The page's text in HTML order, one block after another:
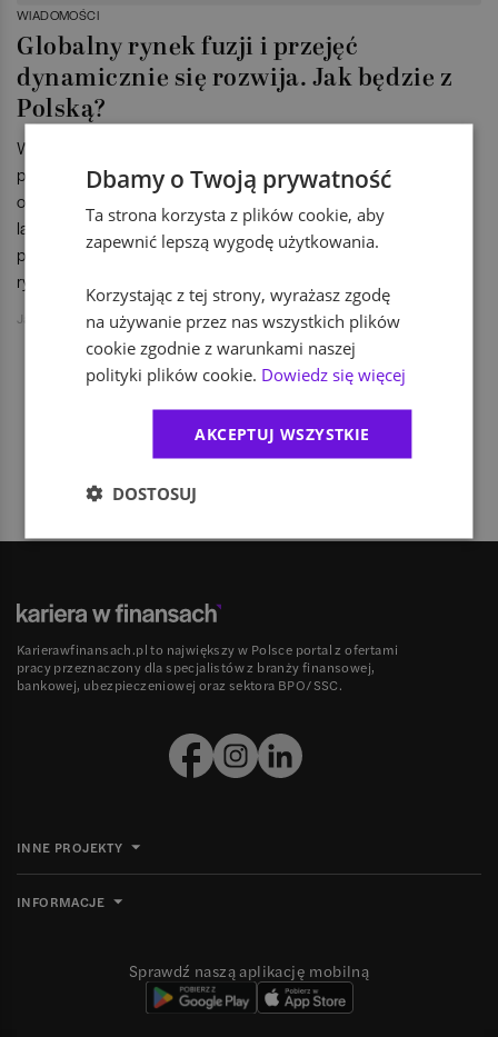
WIADOMOŚCI
Globalny rynek fuzji i przejęć
dynamicznie się rozwija. Jak będzie z
Polską?
W ubiegłym roku zawarto ponad 3,2 tys. transakcji fuzji i
przejęć o wartości 3,12 bln dolarów, co oznacza wzrosty
odpowiednio o 45 proc. i 70 proc. To najlepszy rok od ośmiu
lat, a transakcjom sprzyjało środowisko niskich stóp
procentowych, dostępność do finansowania i stabilność na
rynkach finansowych.
Jakub Jański
1
Karierawfinansach.pl to największy w Polsce portal z ofertami
pracy przeznaczony dla specjalistów z branży finansowej,
bankowej, ubezpieczeniowej oraz sektora BPO/SSC.
INNE PROJEKTY
INFORMACJE
Sprawdź naszą aplikację mobilną
Dbamy o Twoją prywatność
Ta strona korzysta z plików cookie, aby
zapewnić lepszą wygodę użytkowania.
Korzystając z tej strony, wyrażasz zgodę
na używanie przez nas wszystkich plików
cookie zgodnie z warunkami naszej
polityki plików cookie. Dowiedz się więcej
AKCEPTUJ WSZYSTKIE
DOSTOSUJ